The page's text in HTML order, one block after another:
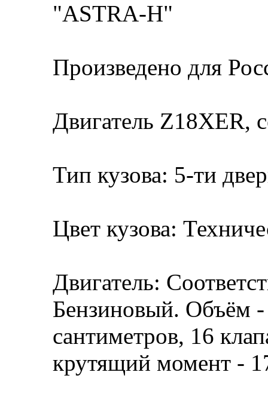
"ASTRA-H"
Произведено для
Двигатель Z18XER,
Тип кузова: 5-ти
Цвет кузова:
Двигатель:
Бензиновый. Объём
сантиметров, 16
крутящий момент -